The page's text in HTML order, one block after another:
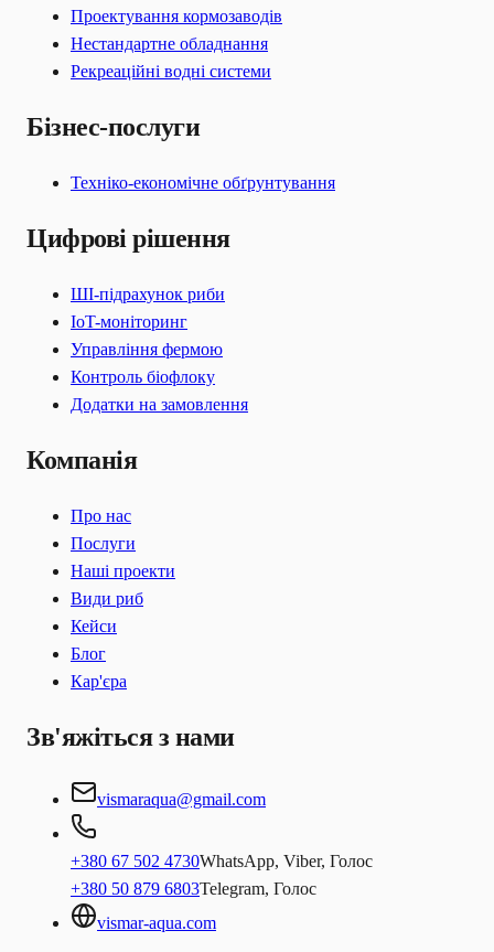
Проектування кормозаводів
Нестандартне обладнання
Рекреаційні водні системи
Бізнес-послуги
Техніко-економічне обґрунтування
Цифрові рішення
ШІ-підрахунок риби
IoT-моніторинг
Управління фермою
Контроль біофлоку
Додатки на замовлення
Компанія
Про нас
Послуги
Наші проекти
Види риб
Кейси
Блог
Кар'єра
Зв'яжіться з нами
vismaraqua@gmail.com
+380 67 502 4730WhatsApp, Viber, Голос
+380 50 879 6803Telegram, Голос
vismar-aqua.com